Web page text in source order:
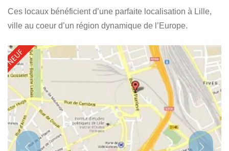
Ces locaux bénéficient d’une parfaite localisation à Lille,
ville au coeur d’un région dynamique de l’Europe.